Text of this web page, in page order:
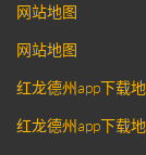
网站地图
网站地图
红龙德州app下载
红龙德州app下载